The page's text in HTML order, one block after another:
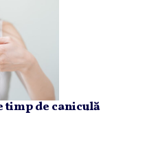
timp de caniculă